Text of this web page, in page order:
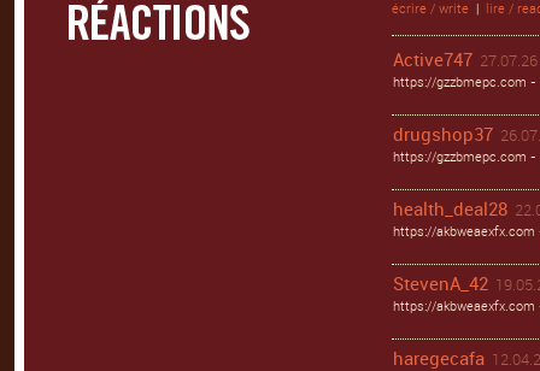
écrire / write | lire /
Active747
https://gzzbmepc.com
drugshop37
https://gzzbmepc.com
health_deal28
https://akbweaexfx.com
StevenA_42
https://akbweaexfx.com
haregecafa